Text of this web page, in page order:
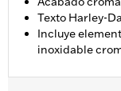
Texto Harley-
Incluye
inoxidable